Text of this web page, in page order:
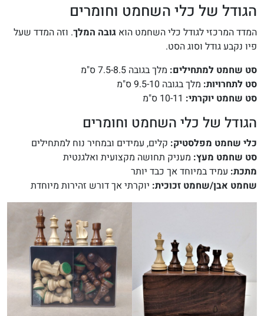
הגודל של כלי השחמט וחומרים
המדד המרכזי לגודל כלי השחמט הוא גובה המלך. וזה המדד שעל
פיו נקבע גודל וסוג הסט.
סט שחמט למתחילים: מלך בגובה 7.5-8.5 ס"מ
סט לתחרויות: מלך בגובה 9.5-10 ס"מ
סט שחמט יוקרתי:
הגודל של כלי השחמט וחומרים
כלי שחמט מפלסטיק: קלים, עמידים ובמחיר נוח למתחילים
סט שחמט מעץ: מעניק תחושה מקצועית ואלגנטית
מתכת: עמיד במיוחד אך כבד יותר
שחמט אבן/שחמט זכוכית: יוקרתי אך דורש זהירות מיוחדת